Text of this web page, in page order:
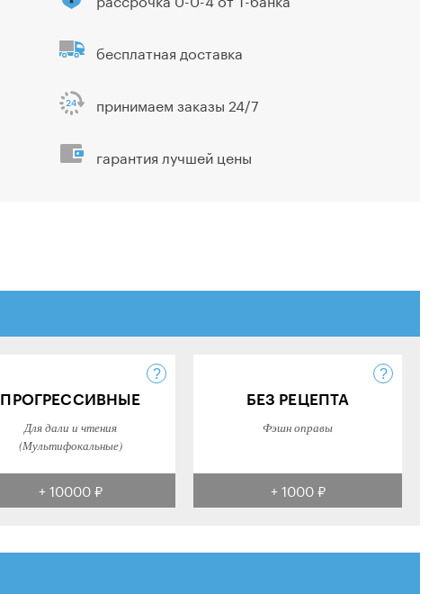
бесплатная доставка
принимаем заказы 24/7
гарантия лучшей цены
ПРОГРЕССИВНЫЕ
Для дали и чтения
(Мультифокальные)
+ 10000 ₽
БЕЗ РЕЦЕПТА
Фэшн оправы
+ 1000 ₽